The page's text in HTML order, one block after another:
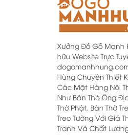
Xưởng Đồ Gỗ Mạnh
hữu Website Trực
Hùng Chuyên Thiết
Các Mặt Hàng Nội
Như Bàn Thờ Ông
Thờ Phật, Bàn Thờ
Treo Tường Với Giá
Tranh Và Chất